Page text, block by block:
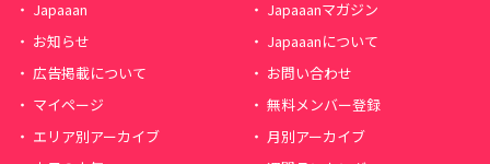
Japaaan
Japaaanマガジン
お知らせ
Japaaanについて
広告掲載について
お問い合わせ
マイページ
無料メンバー登録
エリア別アーカイブ
月別アーカイブ